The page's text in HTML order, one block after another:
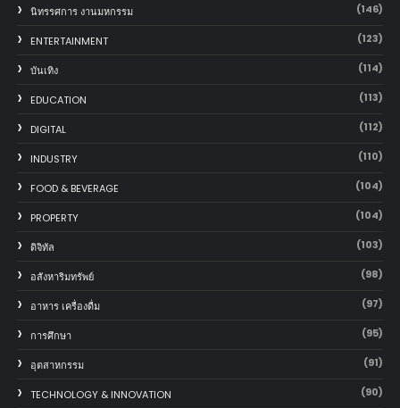
นิทรรศการ งานมหกรรม (146)
ENTERTAINMENT (123)
บันเทิง (114)
EDUCATION (113)
DIGITAL (112)
INDUSTRY (110)
FOOD & BEVERAGE (104)
PROPERTY (104)
ดิจิทัล (103)
อสังหาริมทรัพย์ (98)
อาหาร เครื่องดื่ม (97)
การศึกษา (95)
อุตสาหกรรม (91)
TECHNOLOGY & INNOVATION (90)